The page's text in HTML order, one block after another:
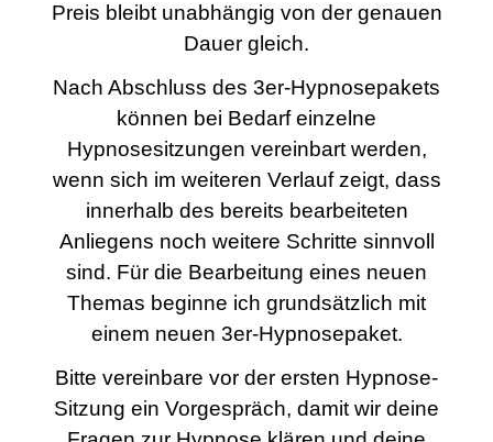
Preis bleibt unabhängig von der genauen
Dauer gleich.
Nach Abschluss des 3er-Hypnosepakets
können bei Bedarf einzelne
Hypnosesitzungen vereinbart werden,
wenn sich im weiteren Verlauf zeigt, dass
innerhalb des bereits bearbeiteten
Anliegens noch weitere Schritte sinnvoll
sind. Für die Bearbeitung eines neuen
Themas beginne ich grundsätzlich mit
einem neuen 3er-Hypnosepaket.
Bitte vereinbare vor der ersten Hypnose-
Sitzung ein Vorgespräch, damit wir deine